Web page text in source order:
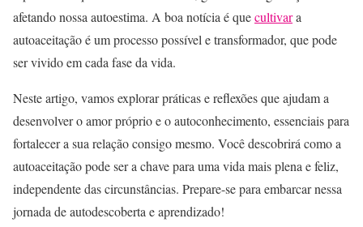
afetando nossa autoestima. A boa notícia é quecultivara
autoaceitação é um processo possível e transformador, que pode
ser vivido em cada fase da vida.
Neste artigo, vamos explorar práticas e reflexões que ajudam a
desenvolver o amor próprio e o autoconhecimento, essenciais para
fortalecer a sua relação consigo mesmo. Você descobrirá como a
autoaceitação pode ser a chave para uma vida mais plena e feliz,
independente das circunstâncias. Prepare-se para embarcar nessa
jornada de autodescoberta e aprendizado!